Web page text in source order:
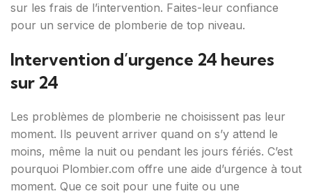
sur les frais de l’intervention. Faites-leur confiance
pour un service de plomberie de top niveau.
Intervention d’urgence 24 heures
sur 24
Les problèmes de plomberie ne choisissent pas leur
moment. Ils peuvent arriver quand on s’y attend le
moins, même la nuit ou pendant les jours fériés. C’est
pourquoi Plombier.com offre une aide d’urgence à tout
moment. Que ce soit pour une fuite ou une